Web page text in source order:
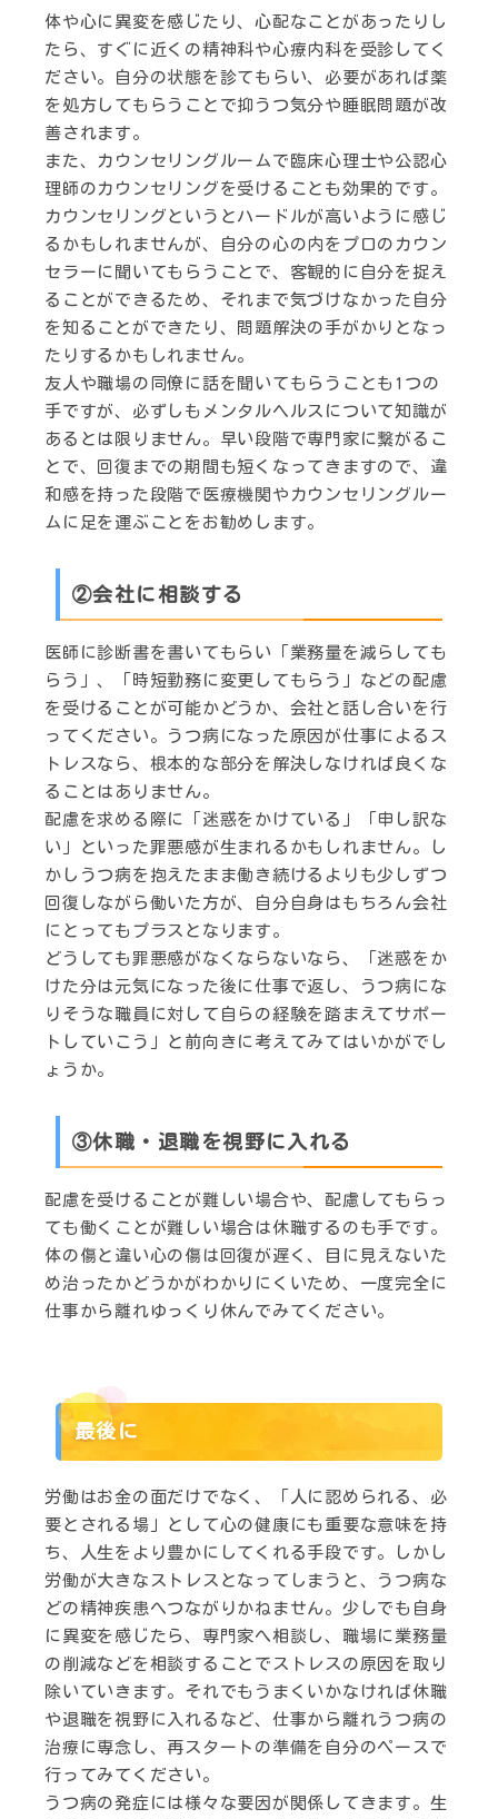
体や心に異変を感じたり、心配なことがあったりし
たら、すぐに近くの精神科や心療内科を受診してく
ださい。自分の状態を診てもらい、必要があれば薬
を処方してもらうことで抑うつ気分や睡眠問題が改
善されます。
また、カウンセリングルームで臨床心理士や公認心
理師のカウンセリングを受けることも効果的です。
カウンセリングというとハードルが高いように感じ
るかもしれませんが、自分の心の内をプロのカウン
セラーに聞いてもらうことで、客観的に自分を捉え
ることができるため、それまで気づけなかった自分
を知ることができたり、問題解決の手がかりとなっ
たりするかもしれません。
友人や職場の同僚に話を聞いてもらうことも1つの
手ですが、必ずしもメンタルヘルスについて知識が
あるとは限りません。早い段階で専門家に繋がるこ
とで、回復までの期間も短くなってきますので、違
和感を持った段階で医療機関やカウンセリングルー
ムに足を運ぶことをお勧めします。
②会社に相談する
医師に診断書を書いてもらい「業務量を減らしても
らう」、「時短勤務に変更してもらう」などの配慮
を受けることが可能かどうか、会社と話し合いを行
ってください。うつ病になった原因が仕事によるス
トレスなら、根本的な部分を解決しなければ良くな
ることはありません。
配慮を求める際に「迷惑をかけている」「申し訳な
い」といった罪悪感が生まれるかもしれません。し
かしうつ病を抱えたまま働き続けるよりも少しずつ
回復しながら働いた方が、自分自身はもちろん会社
にとってもプラスとなります。
どうしても罪悪感がなくならないなら、「迷惑をか
けた分は元気になった後に仕事で返し、うつ病にな
りそうな職員に対して自らの経験を踏まえてサポー
トしていこう」と前向きに考えてみてはいかがでし
ょうか。
③休職・退職を視野に入れる
配慮を受けることが難しい場合や、配慮してもらっ
ても働くことが難しい場合は休職するのも手です。
体の傷と違い心の傷は回復が遅く、目に見えないた
め治ったかどうかがわかりにくいため、一度完全に
仕事から離れゆっくり休んでみてください。
最後に
労働はお金の面だけでなく、「人に認められる、必
要とされる場」として心の健康にも重要な意味を持
ち、人生をより豊かにしてくれる手段です。しかし
労働が大きなストレスとなってしまうと、うつ病な
どの精神疾患へつながりかねません。少しでも自身
に異変を感じたら、専門家へ相談し、職場に業務量
の削減などを相談することでストレスの原因を取り
除いていきます。それでもうまくいかなければ休職
や退職を視野に入れるなど、仕事から離れうつ病の
治療に専念し、再スタートの準備を自分のペースで
行ってみてください。
うつ病の発症には様々な要因が関係してきます。生